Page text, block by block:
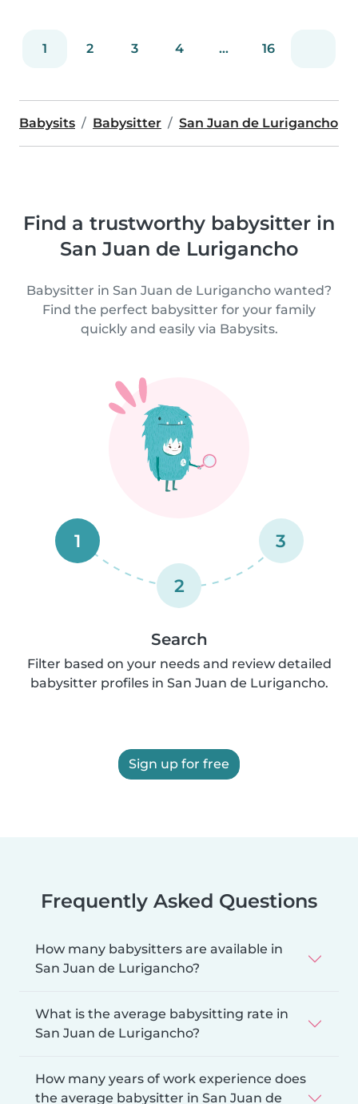
1 2 3 4 ... 16
Babysits Babysitter San Juan de Lurigancho
Find a trustworthy babysitter in
San Juan de Lurigancho
Babysitter in San Juan de Lurigancho wanted?
Find the perfect babysitter for your family
quickly and easily via Babysits.
1
2
3
Search
Filter based on your needs and review detailed
babysitter profiles in San Juan de Lurigancho.
Sign up for free
Frequently Asked Questions
How many babysitters are available in
San Juan de Lurigancho?
What is the average babysitting rate in
San Juan de Lurigancho?
How many years of work experience does
the average babysitter in San Juan de